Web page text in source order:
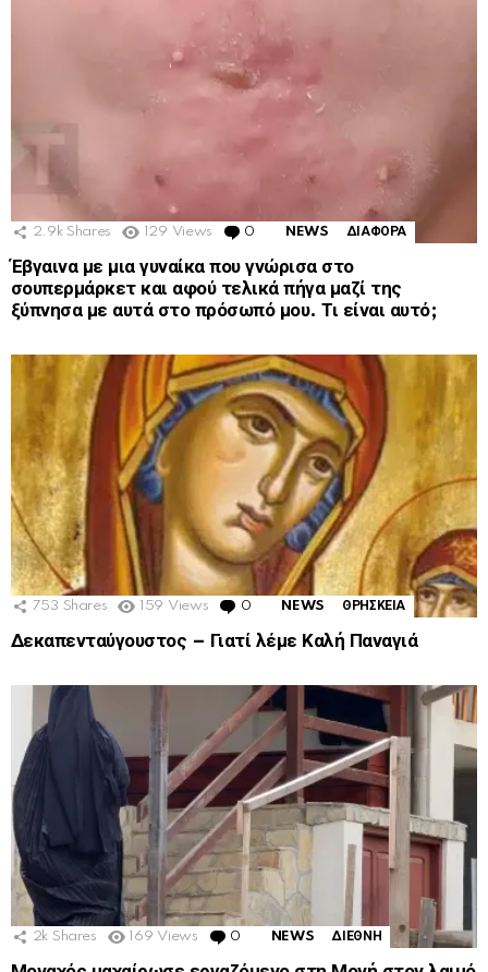
2.9k Shares 129 Views 0 Comments
NEWS ΔΙΑΦΟΡΑ
Έβγαινα με μια γυναίκα που γνώρισα στο
σουπερμάρκετ και αφού τελικά πήγα μαζί της
ξύπνησα με αυτά στο πρόσωπό μου. Τι είναι αυτό;
753 Shares 159 Views 0 Comments
NEWS ΘΡΗΣΚΕΙΑ
Δεκαπενταύγουστος – Γιατί λέμε Καλή Παναγιά
2k Shares 169 Views 0 Comments
NEWS ΔΙΕΘΝΗ